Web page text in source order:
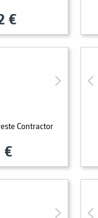
€
Contractor
€